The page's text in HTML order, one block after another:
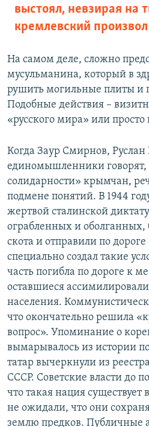
выстоял, невзирая на
кремлевский произвол
На самом деле, сложно
мусульманина, который в
рушить могильные плиты и
Подобные действия –
«русского мира» или просто
Когда Заур Смирнов, Руслан
единомышленники говорят,
солидарности» крымчан,
подмене понятий. В 1944
жертвой сталинской
ограбленных и оболганных,
скота и отправили по
специально создал такие
часть погибла по дороге к
оставшиеся
населения.
что окончательно решила
вопрос». Упоминание о
вымарывалось из истории
татар вычеркнули из
СССР. Советские власти до
что такая нация
не ожидали, что они
землю предков. Публичные